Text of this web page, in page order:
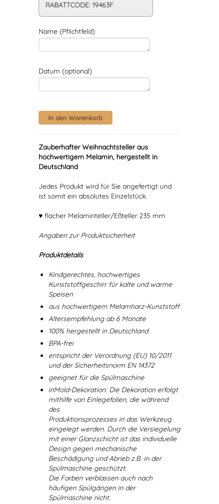
RABATTCODE: 19463F
Name (Pflichtfeld)
Datum (optional)
Zauberhafter Weihnachtsteller aus
hochwertigem Melamin, hergestellt in
Deutschland
Jedes Produkt wird für Sie angefertigt und
ist somit ein absolutes Einzelstück.
♥ flacher Melaminteller/Eßteller 235 mm
Angaben zur Produktsicherheit
Produktdetails
Kindgerechtes, hochwertiges
Kunststoffgeschirr für kalte und warme
Speisen
aus hochwertigem Melamharz-Kunststoff
Altersempfehlung ab 6 Monate
100% hergestellt in Deutschland
BPA-frei
entspricht der Verordnung (EU) 10/2011
und der Sicherheitsnorm EN 14372
geeignet für die Spülmaschine
inMold-Dekoration: Die Dekoration erfolgt
mithilfe von Einlegefolien, die während
des
Produktionsprozesses in das Werkzeug
eingelegt werden. Durch die Versiegelung
mit einer Glanzschicht ist das individuelle
Design gegen mechanische
Beschädigung und Abrieb z.B. in der
Spülmaschine geschützt.
Die Farben verblassen auch nach
häufigen Spülgängen in der
Spülmaschine nicht.